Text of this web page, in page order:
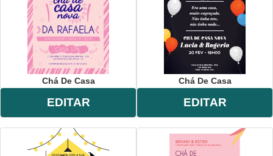
Chá De Casa
EDITAR
Chá De Casa
EDITAR